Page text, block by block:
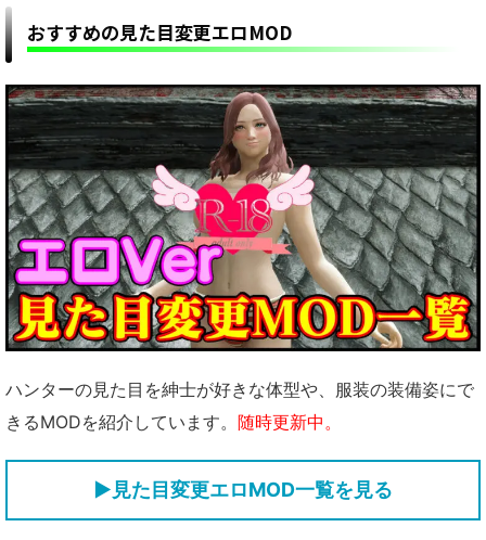
おすすめの見た目変更エロMOD
ハンターの見た目を紳士が好きな体型や、服装の装備姿にで
きるMODを紹介しています。 随時更新中。
▶見た目変更エロMOD一覧を見る